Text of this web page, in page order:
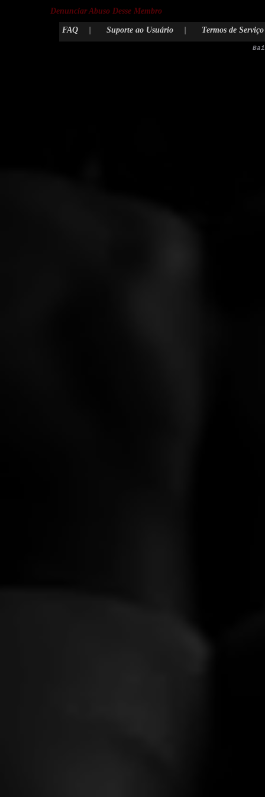
Denunciar Abuso Desse Membro
FAQ Suporte ao Usuário Termos de Serviço